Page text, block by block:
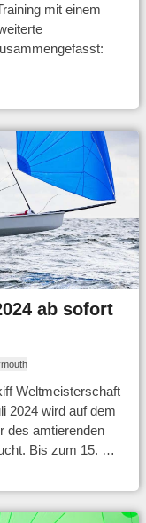
mit einem
ab sofort
Weltmeisterschaft
2024 wird auf dem
des amtierenden
Bis zum 15. …